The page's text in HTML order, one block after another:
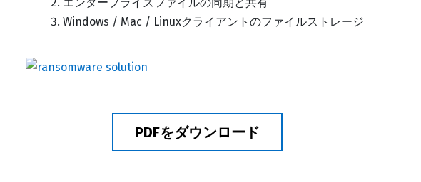
Windows / Mac / Linuxクライアントのファイルストレージ
PDFをダウンロード